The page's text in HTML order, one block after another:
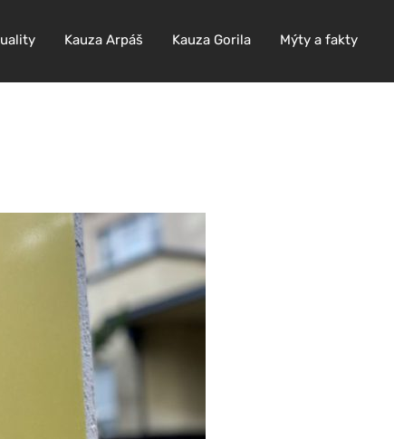
Kauza Arpáš Kauza Gorila Mýty a fakty